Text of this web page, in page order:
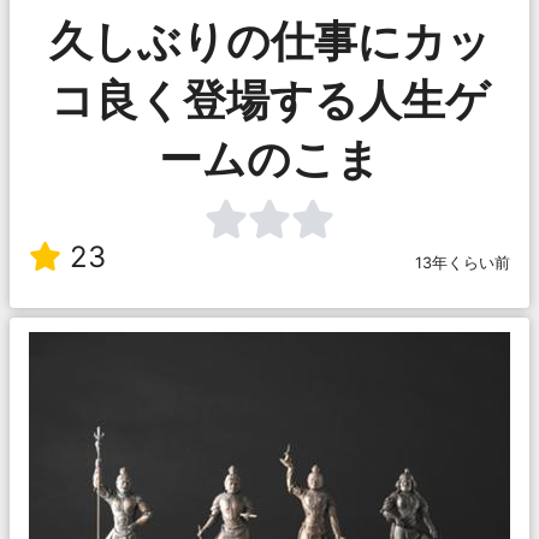
久しぶりの仕事にカッ
コ良く登場する人生ゲ
ームのこま
23 13年くらい前